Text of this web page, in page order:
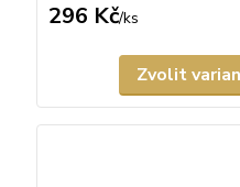
296 Kč/ks
Zvolit